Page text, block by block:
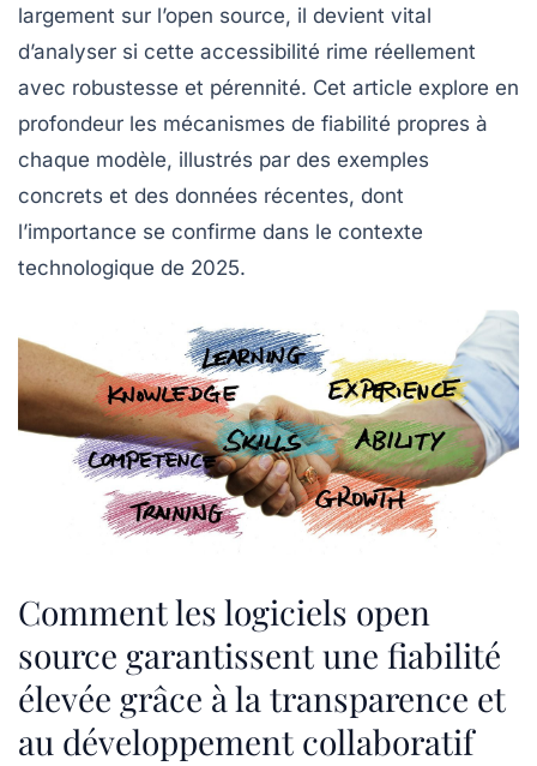
largement sur l’open source, il devient vital
d’analyser si cette accessibilité rime réellement
avec robustesse et pérennité. Cet article explore en
profondeur les mécanismes de fiabilité propres à
chaque modèle, illustrés par des exemples
concrets et des données récentes, dont
l’importance se confirme dans le contexte
technologique de 2025.
Comment les logiciels open
source garantissent une fiabilité
élevée grâce à la transparence et
au développement collaboratif